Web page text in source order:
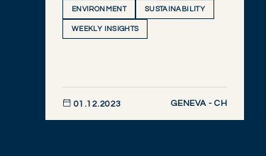
ENVIRONMENT SUSTAINABILITY
WEEKLY INSIGHTS
01.12.2023 GENEVA - CH